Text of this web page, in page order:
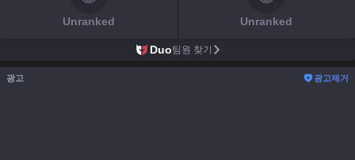
Unranked Unranked
Duo팀원 찾기
광고 광고제거